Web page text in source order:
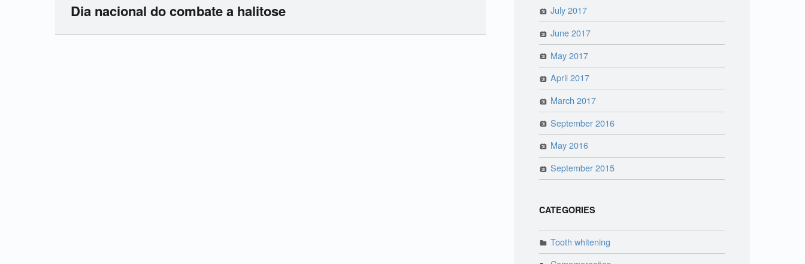
Dia nacional do combate a halitose
Skip back to main navigation
July 2017
June 2017
May 2017
April 2017
March 2017
September 2016
May 2016
September 2015
CATEGORIES
Tooth whitening